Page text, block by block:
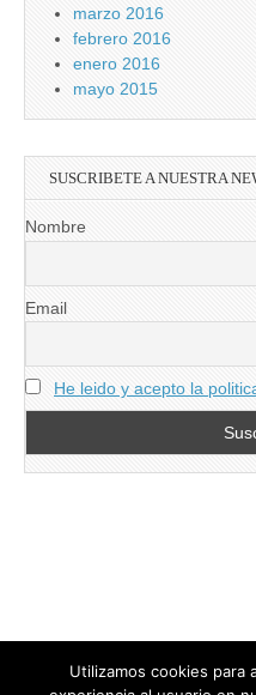
marzo 2016
febrero 2016
enero 2016
mayo 2015
SUSCRIBETE A NUESTRA
Nombre
Email
He leido y acepto la
Utilizamos cookies para